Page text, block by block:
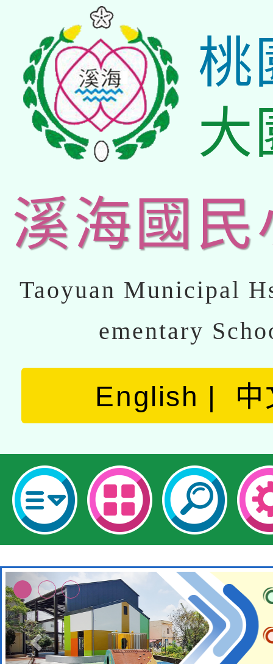
桃
大
溪海國民
Taoyuan Municipal
ementary
English 中